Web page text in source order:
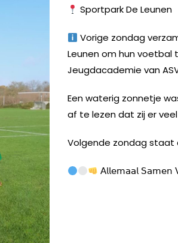
Sportpark De Leunen
Vorige zondag
Leunen om hun voetbal
Jeugdacademie van
Een waterig zonnetje
af te lezen dat zij er
Volgende zondag staat
𝖠𝗅𝗅𝖾𝗆𝖺𝖺𝗅 𝖲𝖺𝗆𝖾𝗇